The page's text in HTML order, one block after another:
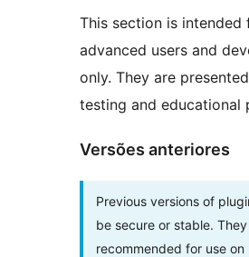
This section is intended
advanced users and
only. They are
testing and educational
Versões anteriores
Previous versions of
be secure or stable.
recommended for use